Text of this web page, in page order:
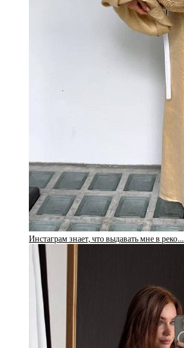
Инстаграм знает, что выдавать мне в реко…